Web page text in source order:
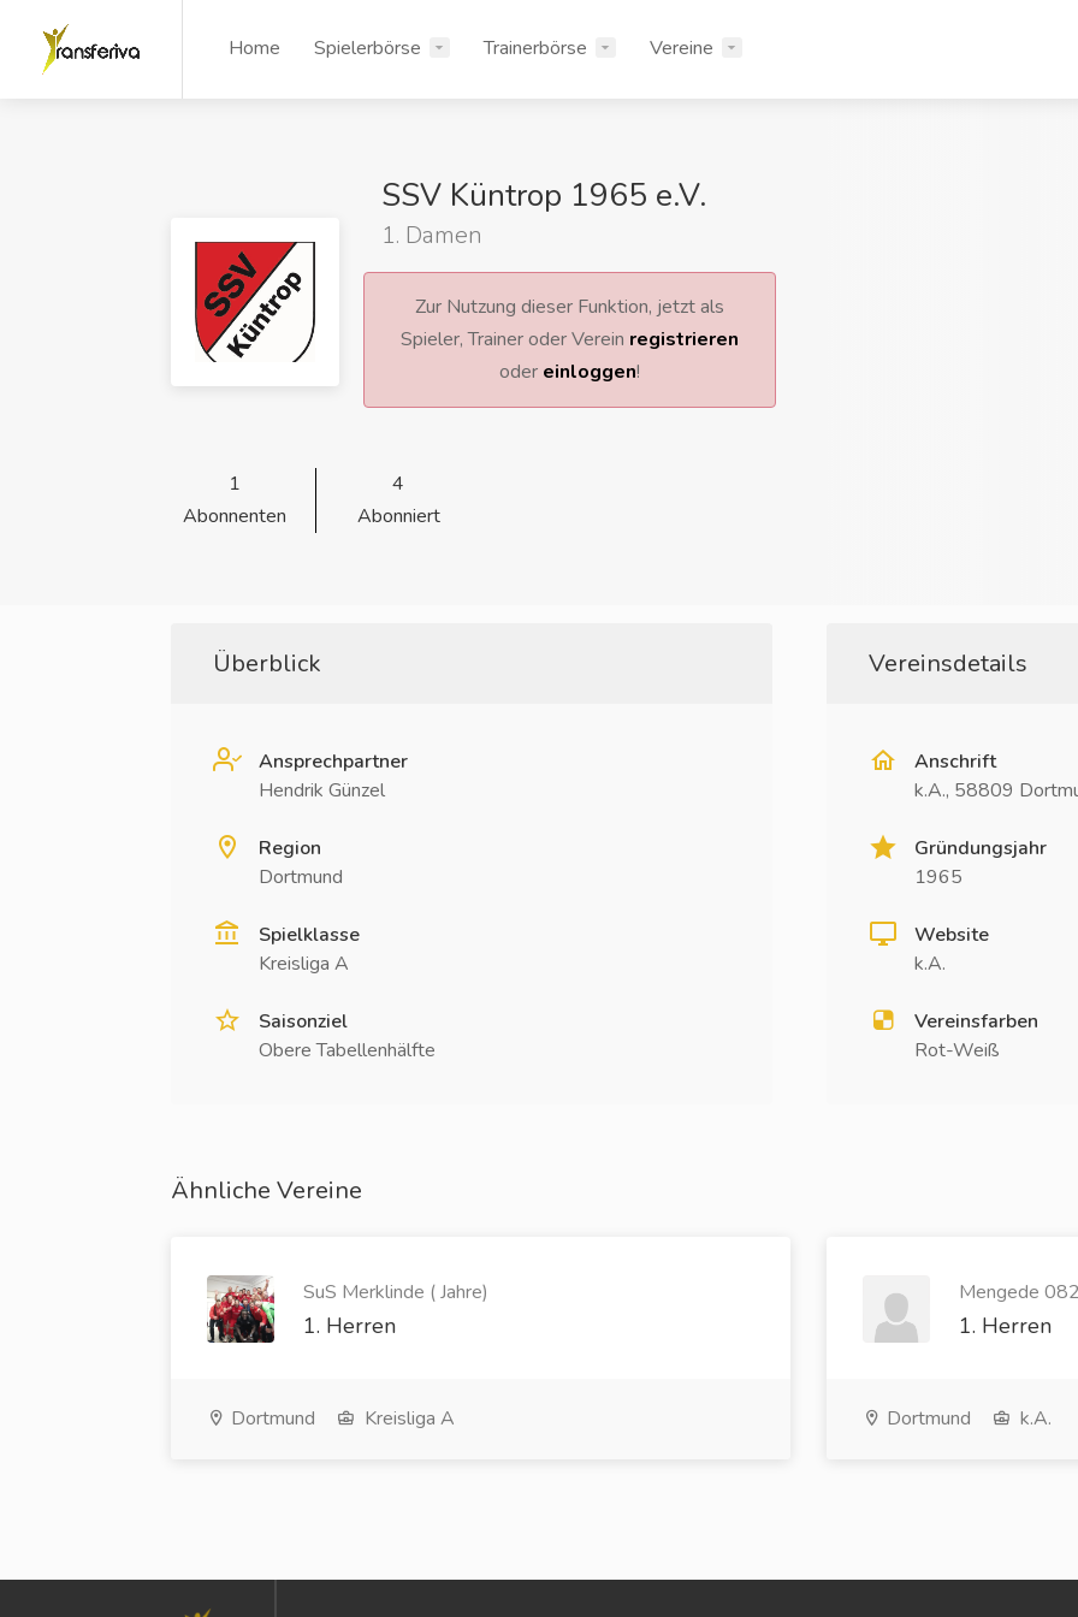
Home Spielerbörse Trainerbörse Vereine
SSV Küntrop 1965 e.V.
1. Damen
Zur Nutzung dieser Funktion, jetzt als
Spieler, Trainer oder Verein registrieren
oder einloggen!
1
Abonnenten
4
Abonniert
Überblick
Ansprechpartner
Hendrik Günzel
Region
Dortmund
Spielklasse
Kreisliga A
Saisonziel
Obere Tabellenhälfte
Vereinsdetails
Anschrift
k.A., 58809
Gründungsjahr
1965
Website
k.A.
Vereinsfarben
Rot-Weiß
Ähnliche Vereine
SuS Merklinde ( Jahre)
1. Herren
Dortmund Kreisliga A
Mengede
1. Herren
Dortmund k.A.